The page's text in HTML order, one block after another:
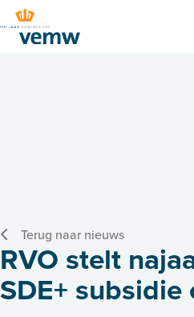
Terug naar nieuws
RVO stelt
SDE+ subsidie